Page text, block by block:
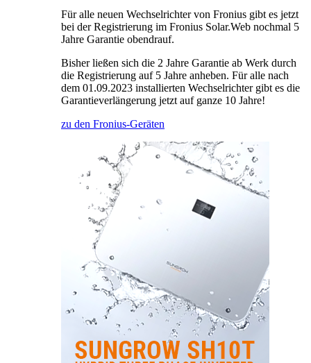
Für alle neuen Wechselrichter von Fronius gibt es jetzt
bei der Registrierung im Fronius Solar.Web nochmal 5
Jahre Garantie obendrauf.
Bisher ließen sich die 2 Jahre Garantie ab Werk durch
die Registrierung auf 5 Jahre anheben. Für alle nach
dem 01.09.2023 installierten Wechselrichter gibt es die
Garantieverlängerung jetzt auf ganze 10 Jahre!
zu den Fronius-Geräten